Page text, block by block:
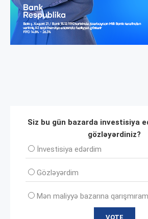
Siz bu gün bazarda investisiya
gözləyərdiniz?
İnvеstisiya edərdim
Gözləyərdim
Mən maliyyə bazarına qarışmıram